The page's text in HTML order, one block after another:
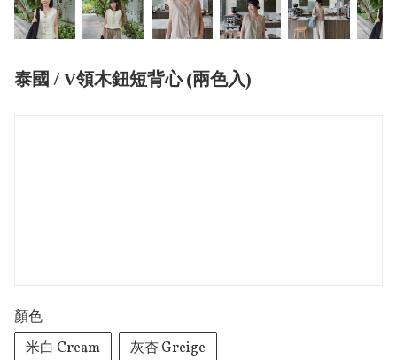
泰國 / V領木鈕短背心 (兩色入)
顏色
米白 Cream
灰杏 Greige